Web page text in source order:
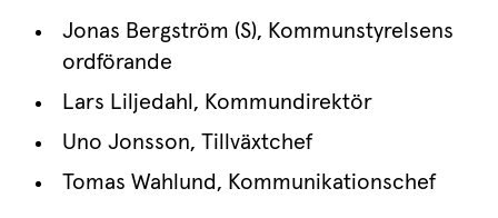
Jonas Bergström (S), Kommunstyrelsens
ordförande
Lars Liljedahl, Kommundirektör
Uno Jonsson, Tillväxtchef
Tomas Wahlund, Kommunikationschef